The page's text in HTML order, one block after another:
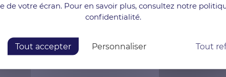
de votre écran. Pour en savoir plus, consultez notre
confidentialité.
Tout accepter Tout
Personnaliser